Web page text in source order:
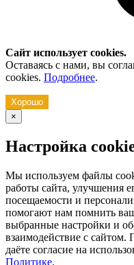
Сайт использует cookies.
Оставаясь с нами, вы
cookies. Подробнее.
Хорошо
×
Настройка
Мы используем файлы
работы сайта, улучшения
посещаемости и
помогают нам помнить
выбранные настройки и
взаимодействие с сайтом.
даёте согласие на
Политике.